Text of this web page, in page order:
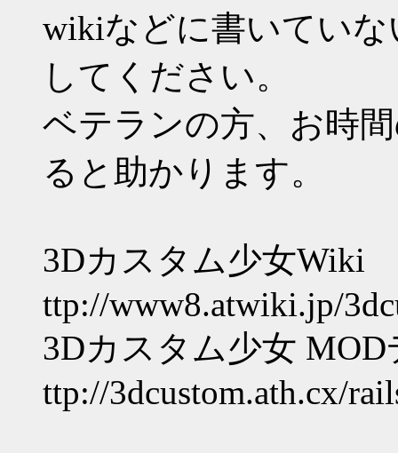
wikiなどに書いてい
してください。
ベテランの方、お時
ると助かります。
3Dカスタム少女Wiki
ttp://www8.atwiki.jp/
3Dカスタム少女
ttp://3dcustom.ath.cx/